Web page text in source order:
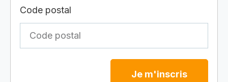
Code postal
Je m'inscris